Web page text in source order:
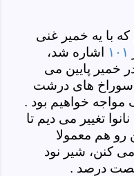
با یه خمیر غنی
اشاره شد،
خمیر پایین می
سوراخ های درشت
مواجه خواهیم بود .
تغییر می دیم تا
هم معمولا
کنن، شیر نود
درصد .